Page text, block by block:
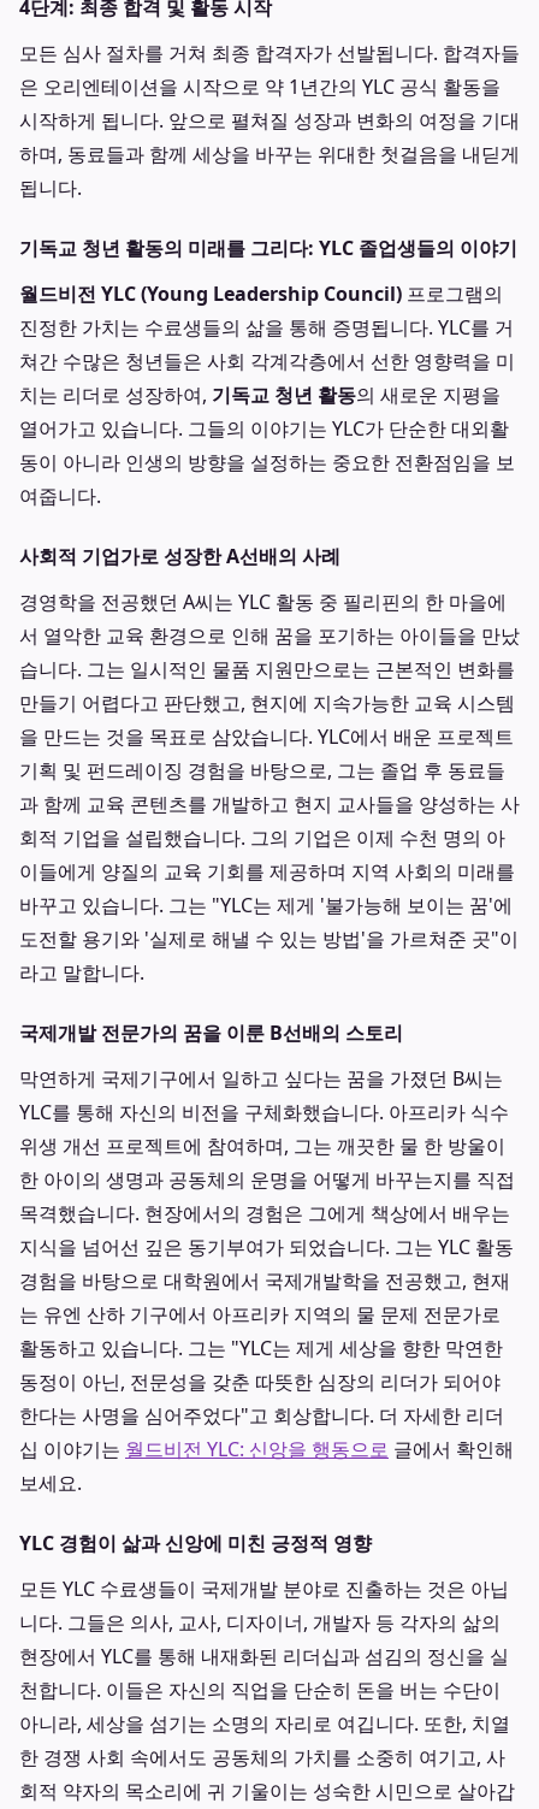
4단계: 최종 합격 및 활동 시작
모든 심사 절차를 거쳐 최종 합격자가 선발됩니다. 합격자들
은 오리엔테이션을 시작으로 약 1년간의 YLC 공식 활동을
시작하게 됩니다. 앞으로 펼쳐질 성장과 변화의 여정을 기대
하며, 동료들과 함께 세상을 바꾸는 위대한 첫걸음을 내딛게
됩니다.
기독교 청년 활동의 미래를 그리다: YLC 졸업생들의 이야기
월드비전 YLC (Young Leadership Council) 프로그램의
진정한 가치는 수료생들의 삶을 통해 증명됩니다. YLC를 거
쳐간 수많은 청년들은 사회 각계각층에서 선한 영향력을 미
치는 리더로 성장하여, 기독교 청년 활동의 새로운 지평을
열어가고 있습니다. 그들의 이야기는 YLC가 단순한 대외활
동이 아니라 인생의 방향을 설정하는 중요한 전환점임을 보
여줍니다.
사회적 기업가로 성장한 A선배의 사례
경영학을 전공했던 A씨는 YLC 활동 중 필리핀의 한 마을에
서 열악한 교육 환경으로 인해 꿈을 포기하는 아이들을 만났
습니다. 그는 일시적인 물품 지원만으로는 근본적인 변화를
만들기 어렵다고 판단했고, 현지에 지속가능한 교육 시스템
을 만드는 것을 목표로 삼았습니다. YLC에서 배운 프로젝트
기획 및 펀드레이징 경험을 바탕으로, 그는 졸업 후 동료들
과 함께 교육 콘텐츠를 개발하고 현지 교사들을 양성하는 사
회적 기업을 설립했습니다. 그의 기업은 이제 수천 명의 아
이들에게 양질의 교육 기회를 제공하며 지역 사회의 미래를
바꾸고 있습니다. 그는 "YLC는 제게 '불가능해 보이는 꿈'에
도전할 용기와 '실제로 해낼 수 있는 방법'을 가르쳐준 곳"이
라고 말합니다.
국제개발 전문가의 꿈을 이룬 B선배의 스토리
막연하게 국제기구에서 일하고 싶다는 꿈을 가졌던 B씨는
YLC를 통해 자신의 비전을 구체화했습니다. 아프리카 식수
위생 개선 프로젝트에 참여하며, 그는 깨끗한 물 한 방울이
한 아이의 생명과 공동체의 운명을 어떻게 바꾸는지를 직접
목격했습니다. 현장에서의 경험은 그에게 책상에서 배우는
지식을 넘어선 깊은 동기부여가 되었습니다. 그는 YLC 활동
경험을 바탕으로 대학원에서 국제개발학을 전공했고, 현재
는 유엔 산하 기구에서 아프리카 지역의 물 문제 전문가로
활동하고 있습니다. 그는 "YLC는 제게 세상을 향한 막연한
동정이 아닌, 전문성을 갖춘 따뜻한 심장의 리더가 되어야
한다는 사명을 심어주었다"고 회상합니다. 더 자세한 리더
십 이야기는 월드비전 YLC: 신앙을 행동으로 글에서 확인해
보세요.
YLC 경험이 삶과 신앙에 미친 긍정적 영향
모든 YLC 수료생들이 국제개발 분야로 진출하는 것은 아닙
니다. 그들은 의사, 교사, 디자이너, 개발자 등 각자의 삶의
현장에서 YLC를 통해 내재화된 리더십과 섬김의 정신을 실
천합니다. 이들은 자신의 직업을 단순히 돈을 버는 수단이
아니라, 세상을 섬기는 소명의 자리로 여깁니다. 또한, 치열
한 경쟁 사회 속에서도 공동체의 가치를 소중히 여기고, 사
회적 약자의 목소리에 귀 기울이는 성숙한 시민으로 살아갑